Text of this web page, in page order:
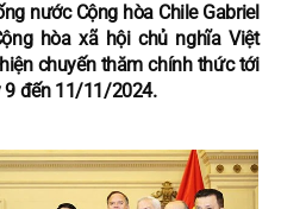
nước Cộng hòa Chile Gabriel
hòa xã hội chủ nghĩa Việt
chuyến thăm chính thức tới
9 đến 11/11/2024.